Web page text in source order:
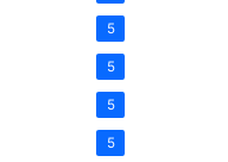
5
5
5
5